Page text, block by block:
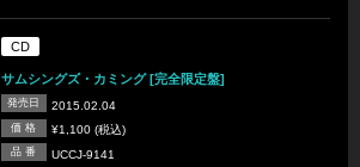
CD
サムシングズ・カミング [完全限定盤]
発売日 2015.02.04
価 格 ¥1,100 (税込)
品 番 UCCJ-9141